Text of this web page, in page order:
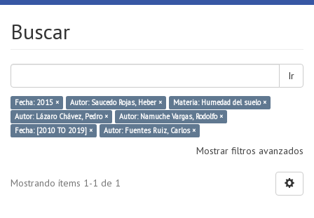
Buscar
Ir
Fecha: 2015 × Autor: Saucedo Rojas, Heber ×
Materia: Humedad del suelo ×
Autor: Lázaro Chávez, Pedro ×
Autor: Namuche Vargas, Rodolfo ×
Fecha: [2010 TO 2019] ×
Autor: Fuentes Ruiz, Carlos ×
Mostrar filtros avanzados
Mostrando ítems 1-1 de 1